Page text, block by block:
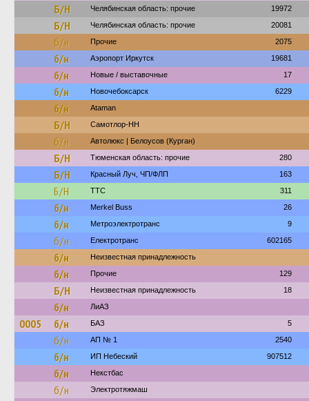
Б/Н Челябинская область: прочие 19972
Б/Н Челябинская область: прочие 20081
б/н Прочие 2075
б/н Аэропорт Иркутск 19681
б/н Новые / выставочные 17
б/н Новочебоксарск 6229
б/н Ataman
Б/Н Самотлор-НН
б/н Автолюкс | Белоусов (Курган)
Б/Н Тюменская область: прочие 280
Б/Н Красный Луч, ЧП/ФЛП 163
Б/Н ТТС 311
б/н Merkel Buss 26
б/н Метроэлектротранс 9
б/н Електротранс 602165
б/н Неизвестная принадлежность
б/н Прочие 129
Б/Н Неизвестная принадлежность 18
б/н ЛиАЗ
0005 б/н БАЗ 5
б/н АП № 1 2540
б/н ИП Небеский 907512
б/н Некстбас
б/н Электротяжмаш